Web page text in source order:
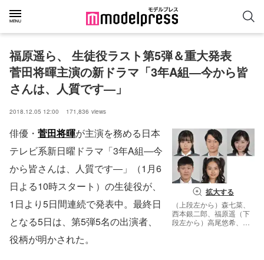
福原遥ら、 生徒役ラスト第5弾＆重大発表
菅田将暉主演の新ドラマ「3年A組―今から皆
さんは、人質です―」
2018.12.05 12:00 171,836 views
拡大する
（上段左から）森七菜、
西本銀二郎、福原遥（下
段左から）高尾悠希、箭
俳優・ 菅田将暉が主演を務める日本
テレビ系新日曜ドラマ「3年A組―今
から皆さんは、人質です―」（1月6
日よる10時スタート）の生徒役が、
1日より5日間連続で発表中。最終日
となる5日は、第5弾5名の出演者、
役柄が明かされた。